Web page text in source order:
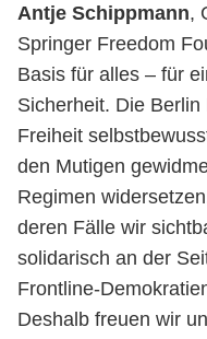
Antje Schippmann,
Springer Freedom
Basis für alles – für
Sicherheit. Die
Freiheit
den Mutigen
Regimen
deren Fälle wir
solidarisch an der
Frontline-
Deshalb freuen wir